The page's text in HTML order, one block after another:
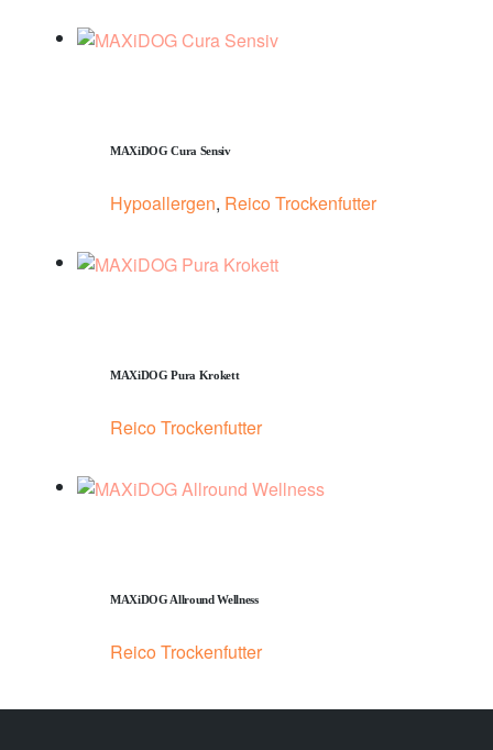
MAXiDOG Cura Sensiv
Hypoallergen, Reico Trockenfutter
MAXiDOG Pura Krokett
Reico Trockenfutter
MAXiDOG Allround Wellness
Reico Trockenfutter